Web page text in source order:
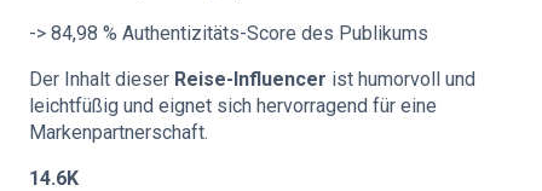
-> 84,98 % Authentizitäts-Score des Publikums
Der Inhalt dieser Reise-Influencer ist humorvoll und
leichtfüßig und eignet sich hervorragend für eine
Markenpartnerschaft.
14.6K